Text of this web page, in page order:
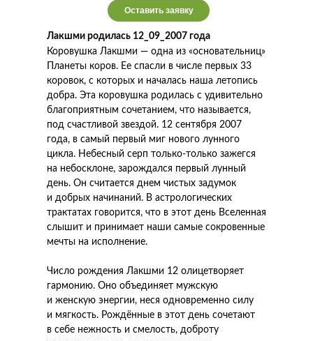
Коровушка Лакшми — одна из «основательниц»
Планеты коров. Ее спасли в числе первых 33
коровок, с которых и началась наша летопись
добра. Эта коровушка родилась с удивительно
благоприятным сочетанием, что называется,
под счастливой звездой. 12 сентября 2007
года, в самый первый миг нового лунного
цикла. Небесный серп только-только зажегся
на небосклоне, зарождался первый лунный
день. Он считается днем чистых задумок
и добрых начинаний. В астрологических
трактатах говорится, что в этот день Вселенная
слышит и принимает наши самые сокровенные
мечты на исполнение.
Число рождения Лакшми 12 олицетворяет
гармонию. Оно объединяет мужскую
и женскую энергии, неся одновременно силу
и мягкость. Рождённые в этот день сочетают
в себе нежность и смелость, доброту
Оставить заявку
Лакшми родилась 12_09_2007 года